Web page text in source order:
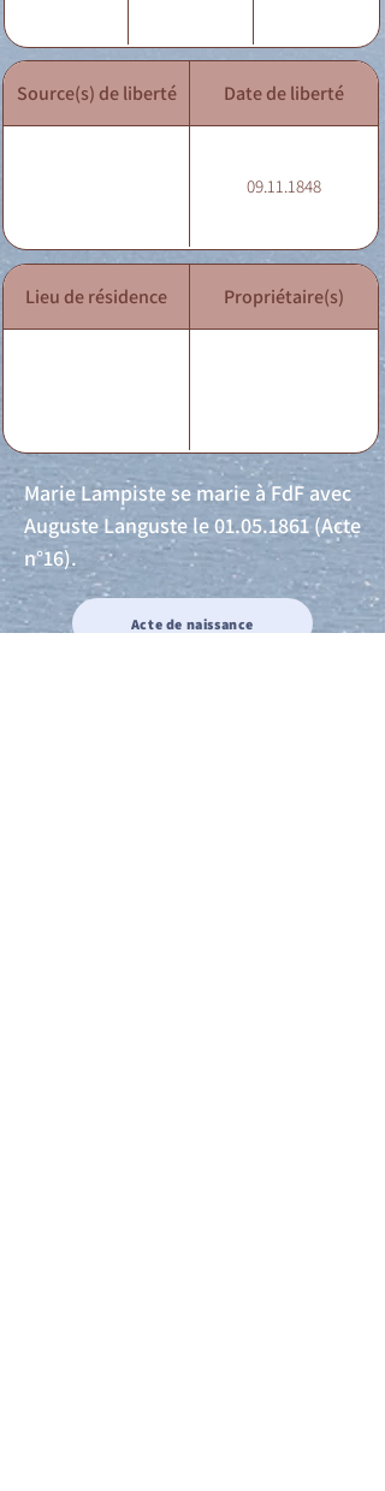
Source(s) de liberté Date de liberté
09.11.1848
Lieu de résidence Propriétaire(s)
Marie Lampiste se marie à FdF avec
Auguste Languste le01.05.1861(Acte
n°16).
Acte de naissance